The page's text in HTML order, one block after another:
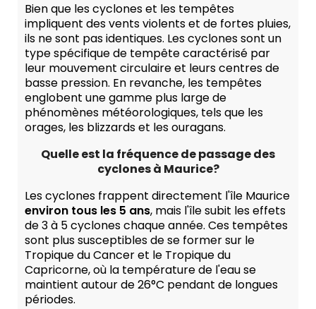
Bien que les cyclones et les tempêtes
impliquent des vents violents et de fortes pluies,
ils ne sont pas identiques. Les cyclones sont un
type spécifique de tempête caractérisé par
leur mouvement circulaire et leurs centres de
basse pression. En revanche, les tempêtes
englobent une gamme plus large de
phénomènes météorologiques, tels que les
orages, les blizzards et les ouragans.
Quelle est la fréquence de passage des
cyclones à Maurice?
Les cyclones frappent directement l'île Maurice
environ tous les 5 ans, mais l'île subit les effets
de 3 à 5 cyclones chaque année. Ces tempêtes
sont plus susceptibles de se former sur le
Tropique du Cancer et le Tropique du
Capricorne, où la température de l'eau se
maintient autour de 26°C pendant de longues
périodes.